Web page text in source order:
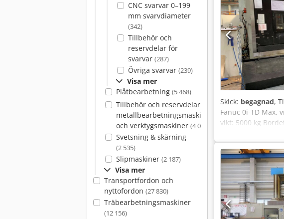
CNC svarvar 0–199
mm svarvdiameter
(342)
Tillbehör och
reservdelar för
svarvar (287)
Övriga svarvar (239)
Visa mer
Plåtbearbetning (5 468)
Tillbehör och reservdelar för
metallbearbetningsmaskiner
och verktygsmaskiner (4 086)
Svetsning & skärning
(2 535)
Slipmaskiner (2 187)
Visa mer
Transportfordon och
nyttofordon (27 830)
Träbearbetningsmaskiner
(12 156)
Skick: begagnad,
Fanuc 0i-TD Max.
vikt: 5000 kg
Snabbmatning:
ca 32 ton
svarvverktyg med